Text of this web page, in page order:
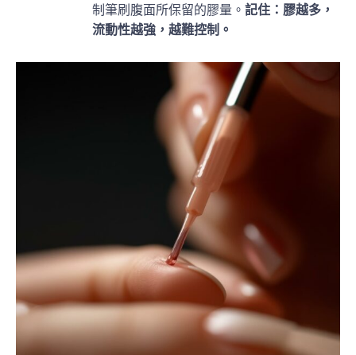
制筆刷腹面所保留的膠量。 記住：膠越多，
流動性越強，越難控制。